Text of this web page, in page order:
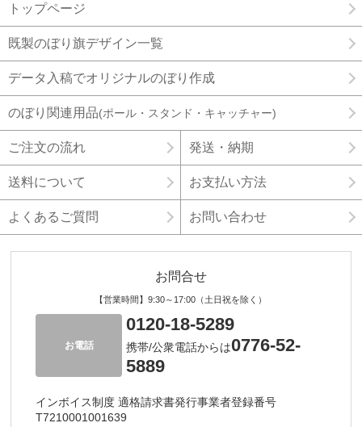
トップページ
既製のぼり旗デザイン一覧
データ入稿でオリジナルのぼり作成
のぼり関連用品(ポール・スタンド・キャッチャー)
ご注文の流れ 発送・納期
送料について お支払い方法
よくあるご質問 お問い合わせ
お問合せ
【営業時間】9:30～17:00（土日祝を除く）
お電話
0120-18-5289
携帯/公衆電話からは0776-52-
5889
インボイス制度 適格請求書発行事業者登録番号
T7210001001639